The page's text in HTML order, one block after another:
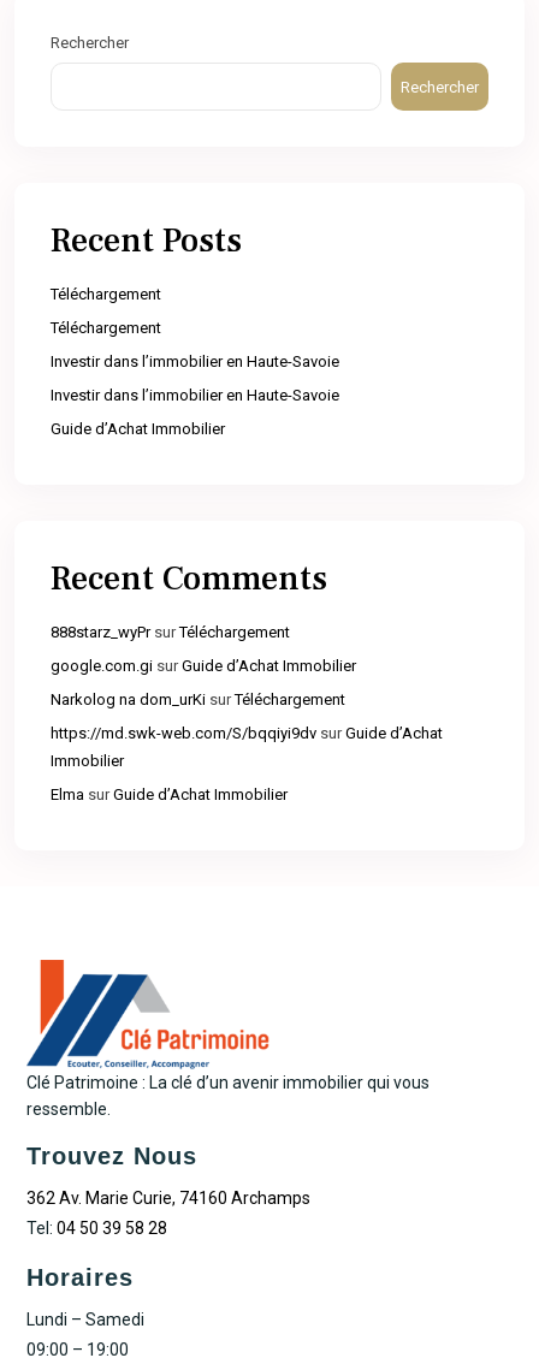
Rechercher
Rechercher
Recent Posts
Téléchargement
Téléchargement
Investir dans l’immobilier en Haute-Savoie
Investir dans l’immobilier en Haute-Savoie
Guide d’Achat Immobilier
Recent Comments
888starz_wyPrsurTéléchargement
google.com.gi surGuide d’Achat Immobilier
Narkolog na dom_urKi surTéléchargement
https://md.swk-web.com/S/bqqiyi9dv surGuide d’Achat
Immobilier
Elma surGuide d’Achat Immobilier
Clé Patrimoine : La clé d’un avenir immobilier qui vous
ressemble.
Trouvez Nous
362 Av. Marie Curie, 74160 Archamps
Tel:04 50 39 58 28
Horaires
Lundi – Samedi
09:00 – 19:00